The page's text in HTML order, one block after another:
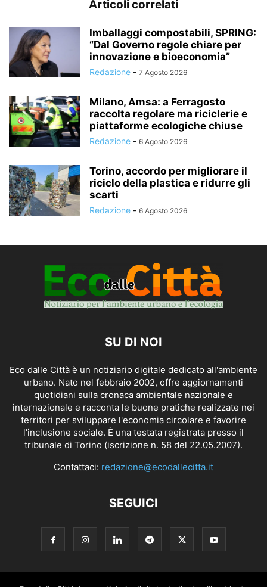
Articoli correlati
Imballaggi compostabili, SPRING:
“Dal Governo regole chiare per
innovazione e bioeconomia”
Redazione - 7 Agosto 2026
Milano, Amsa: a Ferragosto
raccolta regolare ma riciclerie e
piattaforme ecologiche chiuse
Redazione - 6 Agosto 2026
Torino, accordo per migliorare il
riciclo della plastica e ridurre gli
scarti
Redazione - 6 Agosto 2026
SU DI NOI
Eco dalle Città è un notiziario digitale dedicato all'ambiente
urbano. Nato nel febbraio 2002, offre aggiornamenti
quotidiani sulla cronaca ambientale nazionale e
internazionale e racconta le buone pratiche realizzate nei
territori per sviluppare l'economia circolare e favorire
l'inclusione sociale. È una testata registrata presso il
tribunale di Torino (iscrizione n. 58 del 22.05.2007).
Contattaci: redazione@ecodallecitta.it
SEGUICI